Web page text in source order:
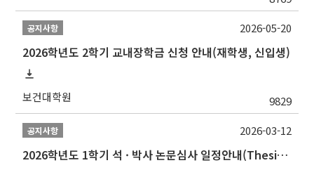
공지사항
2026학년도 2학기 교내장학금 신청 안내(재학생, 신입생)
보건대학원 9829
2026-05-20
공지사항
2026학년도 1학기 석 · 박사 논문심사 일정안내(Thesis Defense Schedules)
2026-03-12